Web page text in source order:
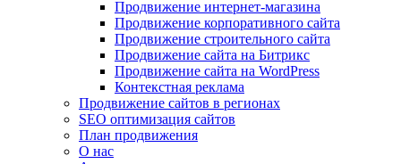
Продвижение интернет-магазина
Продвижение корпоративного сайта
Продвижение строительного сайта
Продвижение сайта на Битрикс
Продвижение сайта на WordPress
Контекстная реклама
Продвижение сайтов в регионах
SEO оптимизация сайтов
План продвижения
О нас